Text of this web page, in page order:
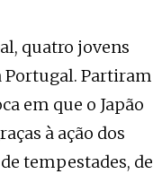
quatro jovens
Portugal. Partiram
em que o Japão
à ação dos
tempestades, de